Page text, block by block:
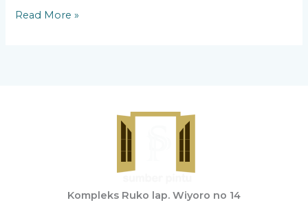
Read More »
Kompleks Ruko lap. Wiyoro no 14